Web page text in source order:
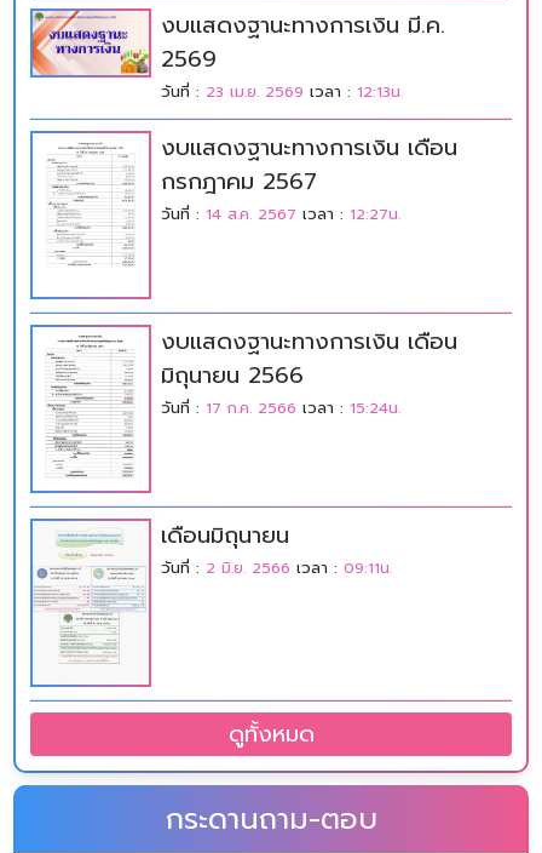
งบแสดงฐานะทางการเงิน มี.ค.
2569
วันที่ : 23 เม.ย. 2569 เวลา : 12:13น.
งบแสดงฐานะทางการเงิน เดือน
กรกฎาคม 2567
วันที่ : 14 ส.ค. 2567 เวลา : 12:27น.
งบแสดงฐานะทางการเงิน เดือน
มิถุนายน 2566
วันที่ : 17 ก.ค. 2566 เวลา : 15:24น.
เดือนมิถุนายน
วันที่ : 2 มิ.ย. 2566 เวลา : 09:11น.
ดูทั้งหมด
กระดานถาม-ตอบ